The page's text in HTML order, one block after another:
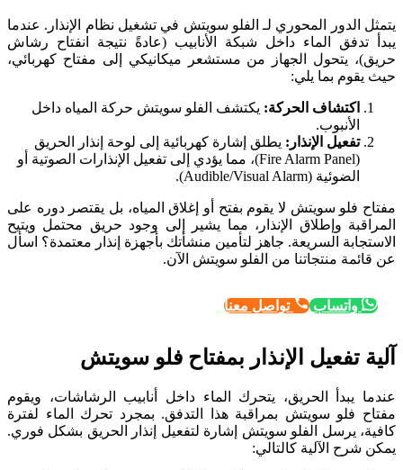
يتمثل الدور المحوري لـ الفلو سويتش في تشغيل نظام الإنذار. عندما
يبدأ تدفق الماء داخل شبكة الأنابيب (عادةً نتيجة انفتاح رشاش
حريق)، يتحول الجهاز من مستشعر ميكانيكي إلى مفتاح كهربائي،
حيث يقوم بما يلي:
اكتشاف الحركة: يكتشف الفلو سويتش حركة المياه داخل
الأنبوب.
تفعيل الإنذار: يطلق إشارة كهربائية إلى لوحة إنذار الحريق
(Fire Alarm Panel)، مما يؤدي إلى تفعيل الإنذارات الصوتية أو
الضوئية (Audible/Visual Alarm).
مفتاح فلو سويتش لا يقوم بفتح أو إغلاق المياه، بل يقتصر دوره على
المراقبة وإطلاق الإنذار، مما يشير إلى وجود حريق محتمل ويتيح
الاستجابة السريعة. جاهز لتأمين منشأتك بأجهزة إنذار معتمدة؟ اسأل
عن قائمة منتجاتنا من الفلو سويتش الآن.
واتساب تواصل معنا
آلية تفعيل الإنذار بمفتاح فلو سويتش
عندما يبدأ الحريق، يتحرك الماء داخل أنابيب الرشاشات، ويقوم
مفتاح فلو سويتش بمراقبة هذا التدفق. بمجرد تحرك الماء لفترة
كافية، يرسل الفلو سويتش إشارة لتفعيل إنذار الحريق بشكل فوري.
يمكن شرح الآلية كالتالي: